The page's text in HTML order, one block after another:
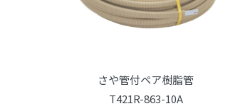
さや管付ペア樹脂管
T421R-863-10A